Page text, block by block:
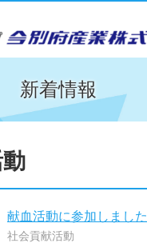
新着情報
献血活動に参加しました
社会貢献活動